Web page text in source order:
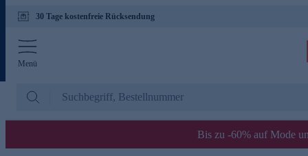
30 Tage kostenfreie Rücksendung
Menü
Bis zu -60% auf Mode